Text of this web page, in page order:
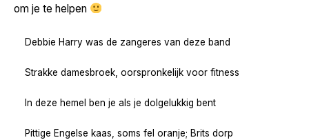
om je te helpen
Debbie Harry was de zangeres van deze band
Strakke damesbroek, oorspronkelijk voor fitness
In deze hemel ben je als je dolgelukkig bent
Pittige Engelse kaas, soms fel oranje; Brits dorp